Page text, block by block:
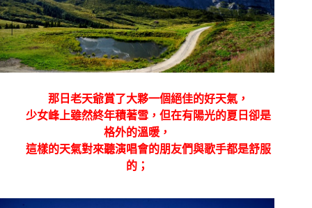
那日老天爺賞了大夥一個絕佳的好天氣，
少女峰上雖然終年積著雪，但在有陽光的夏日卻是
格外的溫暖，
這樣的天氣對來聽演唱會的朋友們與歌手都是舒服
的；